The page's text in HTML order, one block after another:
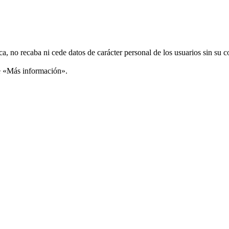
recaba ni cede datos de carácter personal de los usuarios sin su
«Más información».